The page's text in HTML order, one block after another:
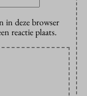
in deze browser
reactie plaats.